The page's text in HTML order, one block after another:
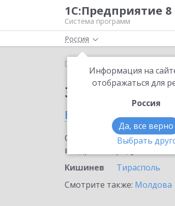
1С:Предприятие 8
Система программ
Россия
Информация на
отображаться для
Россия
Да, все верно
Выбрать
Главная
Заказать
в Кишиневе
Ознакомьтесь с
внедрение продукта.
Кишинев
Тирасполь
Смотрите также: Молдова